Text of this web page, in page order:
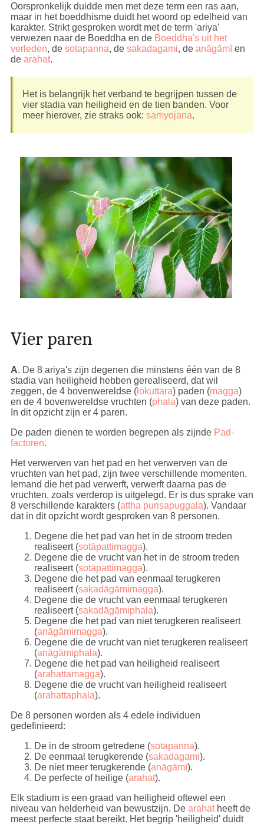
Oorspronkelijk duidde men met deze term een ras aan,
maar in het boeddhisme duidt het woord op edelheid van
karakter. Strikt gesproken wordt met de term 'ariya'
verwezen naar de Boeddha en de Boeddha's uit het
verleden, de sotapanna, de sakadagami, de anāgāmīen
de arahat.
Het is belangrijk het verband te begrijpen tussen de
vier stadia van heiligheid en de tien banden. Voor
meer hierover, zie straks ook: saṁyojana.
Vier paren
A. De 8 ariya's zijn degenen die minstens één van de 8
stadia van heiligheid hebben gerealiseerd, dat wil
zeggen, de 4 bovenwereldse (lokuttara) paden (magga)
en de 4 bovenwereldse vruchten (phala) van deze paden.
In dit opzicht zijn er 4 paren.
De paden dienen te worden begrepen als zijnde Pad-
factoren.
Het verwerven van het pad en het verwerven van de
vruchten van het pad, zijn twee verschillende momenten.
Iemand die het pad verwerft, verwerft daarna pas de
vruchten, zoals verderop is uitgelegd. Er is dus sprake van
8 verschillende karakters (attha purisapuggala). Vandaar
dat in dit opzicht wordt gesproken van 8 personen.
Degene die het pad van het in de stroom treden
realiseert (sotāpattimagga).
Degene die de vrucht van het in de stroom treden
realiseert (sotāpattimagga).
Degene die het pad van eenmaal terugkeren
realiseert (sakadāgāmimagga).
Degene die de vrucht van eenmaal terugkeren
realiseert (sakadāgāmiphala).
Degene die het pad van niet terugkeren realiseert
(anāgāmimagga).
Degene die de vrucht van niet terugkeren realiseert
(anāgāmiphala).
Degene die het pad van heiligheid realiseert
(arahattamagga).
Degene die de vrucht van heiligheid realiseert
(arahattaphala).
De 8 personen worden als 4 edele individuen
gedefinieerd:
De in de stroom getredene (sotapanna).
De eenmaal terugkerende (sakadagami).
De niet meer terugkerende (anāgāmī).
De perfecte of heilige (arahat).
Elk stadium is een graad van heiligheid oftewel een
niveau van helderheid van bewustzijn. De arahatheeft de
meest perfecte staat bereikt. Het begrip 'heiligheid' duidt